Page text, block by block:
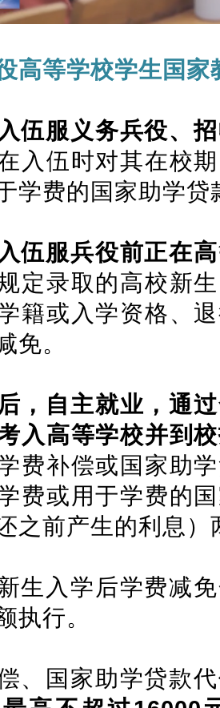
高等学校学生国家
伍服义务兵役、
在入伍时对其在校
学费的国家助学贷
伍服兵役前正在
定录取的高校新
籍或入学资格、
免。
，自主就业，通
入高等学校并到
费补偿或国家助
费或用于学费的
之前产生的利息
生入学后学费减
执行。
、国家助学贷款